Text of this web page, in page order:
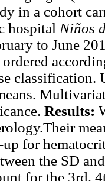
in a cohort
hospital Niños
to June
Results:
for
the SD
for the 3rd,